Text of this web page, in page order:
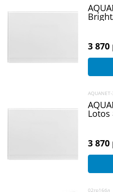
3 870
Lotos
3 870
02гр16бл